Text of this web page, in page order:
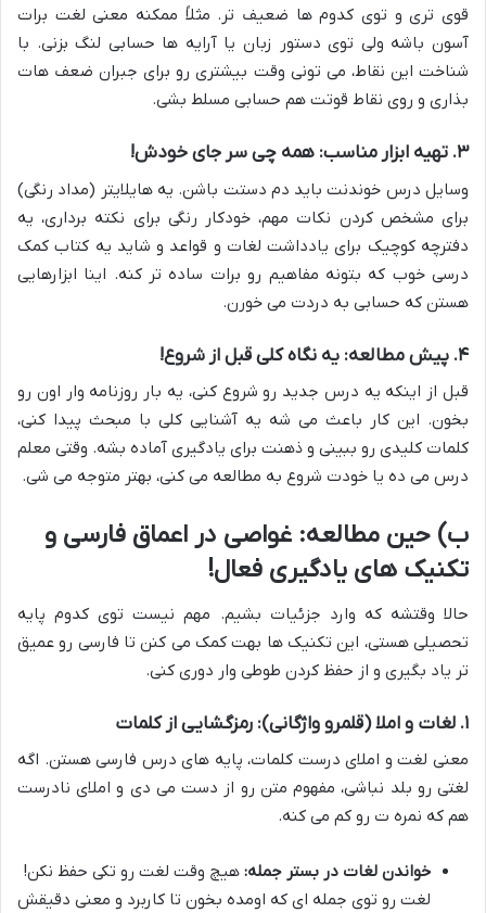
قوی تری و توی کدوم ها ضعیف تر. مثلاً ممکنه معنی لغت برات
آسون باشه ولی توی دستور زبان یا آرایه ها حسابی لنگ بزنی. با
شناخت این نقاط، می تونی وقت بیشتری رو برای جبران ضعف هات
بذاری و روی نقاط قوتت هم حسابی مسلط بشی.
۳. تهیه ابزار مناسب: همه چی سر جای خودش!
وسایل درس خوندنت باید دم دستت باشن. یه هایلایتر (مداد رنگی)
برای مشخص کردن نکات مهم، خودکار رنگی برای نکته برداری، یه
دفترچه کوچیک برای یادداشت لغات و قواعد و شاید یه کتاب کمک
درسی خوب که بتونه مفاهیم رو برات ساده تر کنه. اینا ابزارهایی
هستن که حسابی به دردت می خورن.
۴. پیش مطالعه: یه نگاه کلی قبل از شروع!
قبل از اینکه یه درس جدید رو شروع کنی، یه بار روزنامه وار اون رو
بخون. این کار باعث می شه یه آشنایی کلی با مبحث پیدا کنی،
کلمات کلیدی رو ببینی و ذهنت برای یادگیری آماده بشه. وقتی معلم
درس می ده یا خودت شروع به مطالعه می کنی، بهتر متوجه می شی.
ب) حین مطالعه: غواصی در اعماق فارسی و
تکنیک های یادگیری فعال!
حالا وقتشه که وارد جزئیات بشیم. مهم نیست توی کدوم پایه
تحصیلی هستی، این تکنیک ها بهت کمک می کنن تا فارسی رو عمیق
تر یاد بگیری و از حفظ کردن طوطی وار دوری کنی.
۱. لغات و املا (قلمرو واژگانی): رمزگشایی از کلمات
معنی لغت و املای درست کلمات، پایه های درس فارسی هستن. اگه
لغتی رو بلد نباشی، مفهوم متن رو از دست می دی و املای نادرست
هم که نمره ت رو کم می کنه.
خواندن لغات در بستر جمله: هیچ وقت لغت رو تکی حفظ نکن!
لغت رو توی جمله ای که اومده بخون تا کاربرد و معنی دقیقش